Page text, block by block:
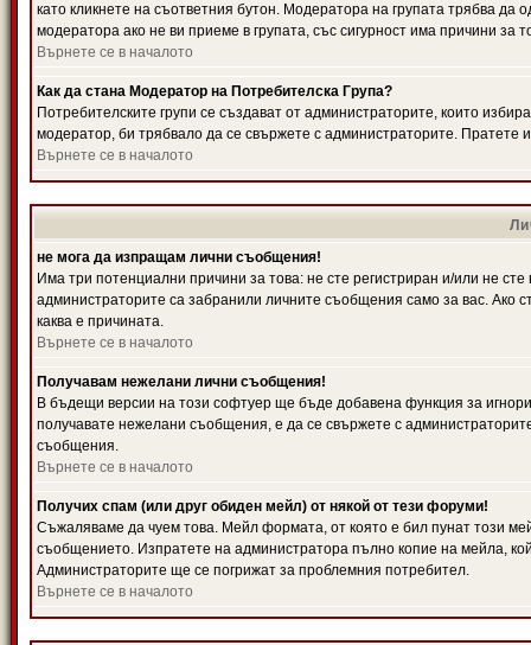
като кликнете на съответния бутон. Модератора на групата трябва
модератора ако не ви приеме в групата, със сигурност има причини за
Върнете се в началото
Как да стана Модератор на Потребителска Група?
Потребителските групи се създават от администраторите, които
модератор, би трябвало да се свържете с администраторите.
Върнете се в началото
не мога да изпращам лични съобщения!
Има три потенциални причини за това: не сте регистриран и/или не
администраторите са забранили личните съобщения само за вас. Ако
каква е причината.
Върнете се в началото
Получавам нежелани лични съобщения!
В бъдещи версии на този софтуер ще бъде добавена функция за
получавате нежелани съобщения, е да се свържете с
съобщения.
Върнете се в началото
Получих спам (или друг обиден мейл) от някой от тези форуми!
Съжаляваме да чуем това. Мейл формата, от която е бил пунат този
съобщението. Изпратете на администратора пълно копие на мейла,
Администраторите ще се погрижат за проблемния потребител.
Върнете се в началото